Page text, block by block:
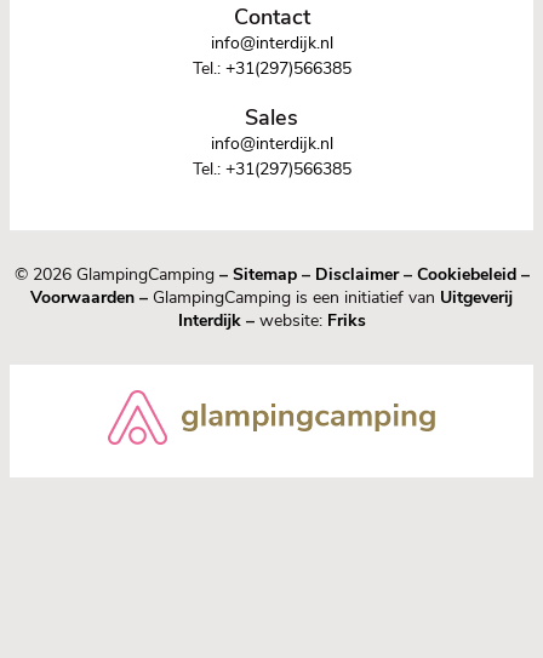
Contact
info@interdijk.nl
Tel.: +31(297)566385
Sales
info@interdijk.nl
Tel.: +31(297)566385
© 2026 GlampingCamping – Sitemap– Disclaimer– Cookiebeleid–
Voorwaarden – GlampingCamping is een initiatief van Uitgeverij
Interdijk–website: Friks